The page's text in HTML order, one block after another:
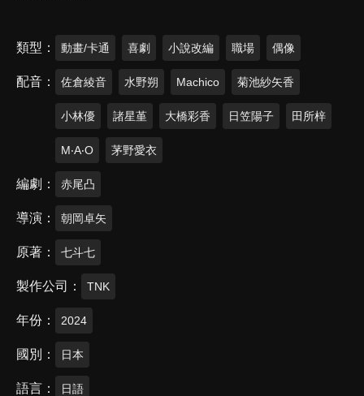
類型 動畫/卡通 喜劇 小說改編 職場 偶像
配音 佐倉綾音 水野朔 Machico 菊池紗矢香
小林優 諸星堇 大橋彩香 日笠陽子 田所梓
M‧A‧O 茅野愛衣
編劇 赤尾凸
導演 朝岡卓矢
原著 七斗七
製作公司 TNK
年份 2024
國別 日本
語言 日語